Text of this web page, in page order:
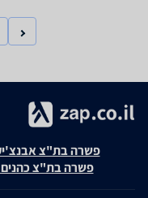
פשרה בת"צ אבנצ'יק נ'
פשרה בת"צ כהנים נ'